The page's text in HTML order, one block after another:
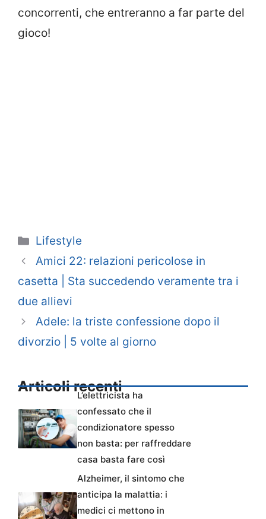
concorrenti, che entreranno a far parte del
gioco!
Categorie
Lifestyle
Amici 22: relazioni pericolose in
casetta | Sta succedendo veramente tra i
due allievi
Adele: la triste confessione dopo il
divorzio | 5 volte al giorno
Articoli recenti
L’elettricista ha
confessato che il
condizionatore spesso
non basta: per raffreddare
casa basta fare così
Alzheimer, il sintomo che
anticipa la malattia: i
medici ci mettono in